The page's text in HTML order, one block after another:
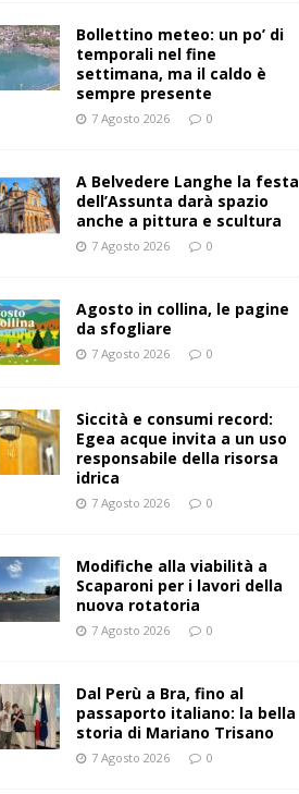
Bollettino meteo: un po’ di
temporali nel fine
settimana, ma il caldo è
sempre presente
7 Agosto 2026 0
A Belvedere Langhe la festa
dell’Assunta darà spazio
anche a pittura e scultura
7 Agosto 2026 0
Agosto in collina, le pagine
da sfogliare
7 Agosto 2026 0
Siccità e consumi record:
Egea acque invita a un uso
responsabile della risorsa
idrica
7 Agosto 2026 0
Modifiche alla viabilità a
Scaparoni per i lavori della
nuova rotatoria
7 Agosto 2026 0
​Dal Perù a Bra, fino al
passaporto italiano: la bella
storia di Mariano Trisano
7 Agosto 2026 0